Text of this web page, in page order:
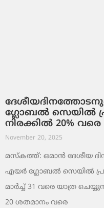
ഗ്ലോബൽ സെയിൽ
നിരക്കിൽ 20% വരെ
November 20, 2025
മസ്‌കത്ത്: ഒമാൻ ദേശീയ
എയർ ഗ്ലോബൽ സെയിൽ
മാർച്ച് 31 വരെ യാത്ര
20 ശതമാനം വരെ